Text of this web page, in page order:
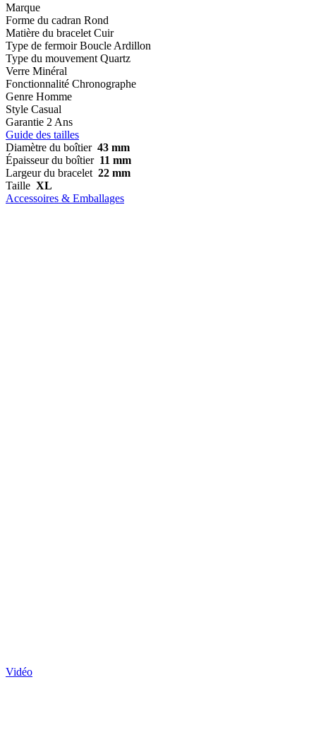
Marque
Forme du cadran Rond
Matière du bracelet Cuir
Type de fermoir Boucle Ardillon
Type du mouvement Quartz
Verre Minéral
Fonctionnalité Chronographe
Genre Homme
Style Casual
Garantie 2 Ans
Guide des tailles
Diamètre du boîtier 43 mm
Épaisseur du boîtier 11 mm
Largeur du bracelet 22 mm
Taille XL
Accessoires & Emballages
Vidéo